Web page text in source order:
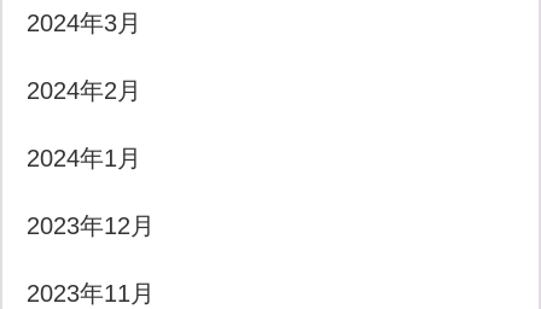
2024年3月
2024年2月
2024年1月
2023年12月
2023年11月